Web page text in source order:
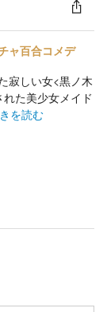
ャ百合コメデ
寂しい女<黒ノ木
た美少女メイド
を読む